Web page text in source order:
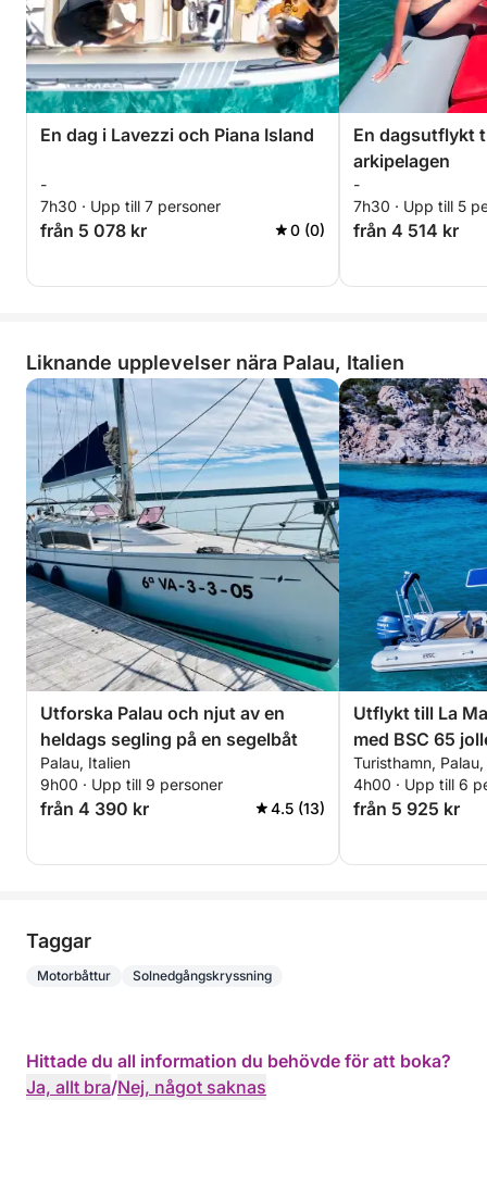
En dag i Lavezzi och Piana Island
-
7h30 · Upp till 7 personer
från 5 078 kr 0 (0)
En dagsutflykt
arkipelagen
-
7h30 · Upp till 5
från 4 514 kr
Liknande upplevelser nära Palau, Italien
Utforska Palau och njut av en
heldags segling på en segelbåt
Palau, Italien
9h00 · Upp till 9 personer
från 4 390 kr 4.5 (13)
Utflykt till La
med BSC 65
(halvdag, 4
Turisthamn,
4h00 · Upp till 6
från 5 925 kr
Taggar
Motorbåttur Solnedgångskryssning
Hittade du all information du behövde för att boka?
Ja, allt bra/Nej, något saknas